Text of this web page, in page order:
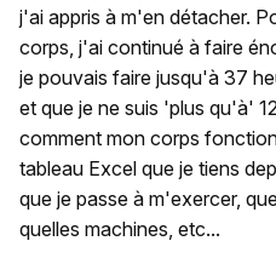
j'ai appris à m'en détacher.
corps, j'ai continué à faire
je pouvais faire jusqu'à 37
et que je ne suis 'plus qu'à'
comment mon corps
tableau Excel que je tiens
que je passe à m'exercer,
quelles machines, etc...